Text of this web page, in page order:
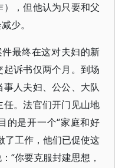
，但他认为只要和父
少。
最终在这对夫妇的新
诉书仅两个月。到场
人夫妇、公公、大队
。法官们开门见山地
的是开一个“家庭和好
了工作，他们已促使这
“你要克服封建思想，